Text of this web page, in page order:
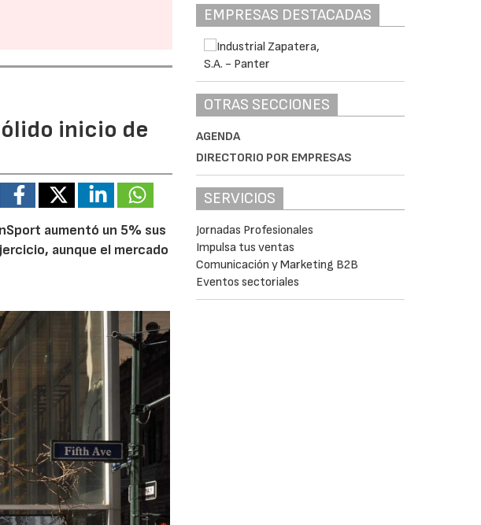
inicio de
aumentó un 5% sus
aunque el mercado
EMPRESAS DESTACADAS
OTRAS SECCIONES
AGENDA
DIRECTORIO POR EMPRESAS
SERVICIOS
Jornadas Profesionales
Impulsa tus ventas
Comunicación y Marketing B2B
Eventos sectoriales